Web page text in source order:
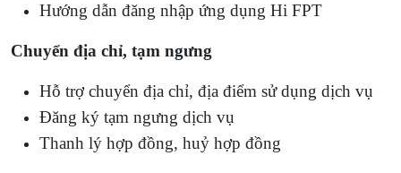
Hướng dẫn đăng nhập ứng dụng Hi FPT
Chuyển địa chỉ, tạm ngưng
Hỗ trợ chuyển địa chỉ, địa điểm sử dụng dịch vụ
Đăng ký tạm ngưng dịch vụ
Thanh lý hợp đồng, huỷ hợp đồng